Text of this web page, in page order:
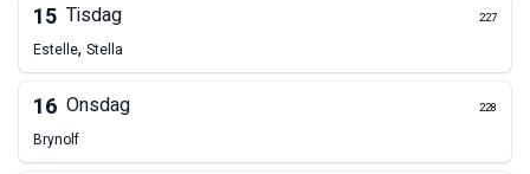
15 Tisdag 227
Estelle, Stella
16 Onsdag 228
Brynolf